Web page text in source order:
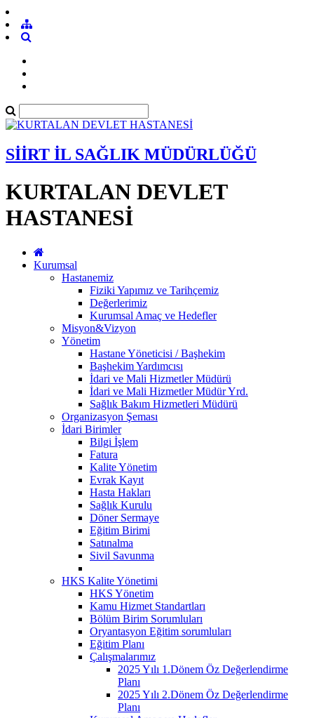
SİİRT İL SAĞLIK MÜDÜRLÜĞÜ
KURTALAN DEVLET
HASTANESİ
Kurumsal
Hastanemiz
Fiziki Yapımız ve Tarihçemiz
Değerlerimiz
Kurumsal Amaç ve Hedefler
Misyon&Vizyon
Yönetim
Hastane Yöneticisi / Başhekim
Başhekim Yardımcısı
İdari ve Mali Hizmetler Müdürü
İdari ve Mali Hizmetler Müdür Yrd.
Sağlık Bakım Hizmetleri Müdürü
Organizasyon Şeması
İdari Birimler
Bilgi İşlem
Fatura
Kalite Yönetim
Evrak Kayıt
Hasta Hakları
Sağlık Kurulu
Döner Sermaye
Eğitim Birimi
Satınalma
Sivil Savunma
HKS Kalite Yönetimi
HKS Yönetim
Kamu Hizmet Standartları
Bölüm Birim Sorumluları
Oryantasyon Eğitim sorumluları
Eğitim Planı
Çalışmalarımız
2025 Yılı 1.Dönem Öz Değerlendirme
Planı
2025 Yılı 2.Dönem Öz Değerlendirme
Planı